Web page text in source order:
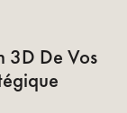
3D De Vos